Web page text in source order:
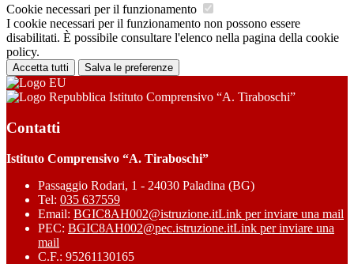
Cookie necessari per il funzionamento
I cookie necessari per il funzionamento non possono essere
disabilitati. È possibile consultare l'elenco nella pagina della cookie
policy.
Accetta tutti Salva le preferenze
Istituto Comprensivo “A. Tiraboschi”
Contatti
Istituto Comprensivo “A. Tiraboschi”
Passaggio Rodari, 1 - 24030 Paladina (BG)
Tel: 035 637559
Email: BGIC8AH002@istruzione.itLink per inviare una mail
PEC: BGIC8AH002@pec.istruzione.itLink per inviare una
mail
C.F.: 95261130165